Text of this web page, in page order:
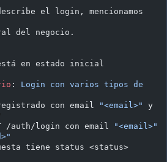
del negocio.
en estado inicial
:
Login con varios tipos de
con email "<email>"
y
/auth/login con email
"<email>"
tiene status <status>